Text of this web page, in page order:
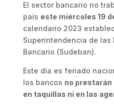
El sector bancario no
país este miércoles 19
calendario 2023
Superintendencia de
Bancario (Sudeban).
Este día es feriado
los bancos no
en taquillas ni en las